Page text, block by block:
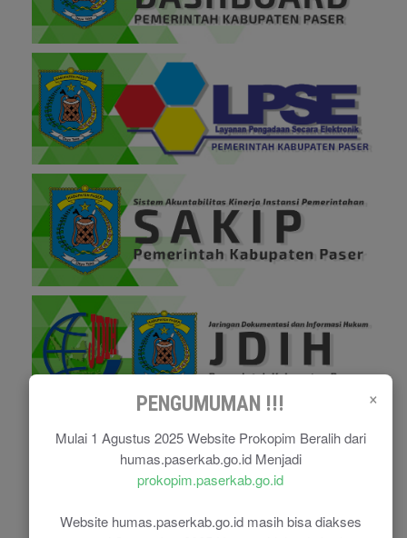
×
PENGUMUMAN !!!
Mulai 1 Agustus 2025 Website Prokopim Beralih dari
humas.paserkab.go.id Menjadi
prokopim.paserkab.go.id
Website humas.paserkab.go.id masih bisa diakses